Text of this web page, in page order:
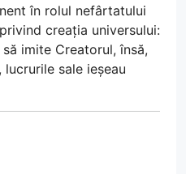
în rolul nefârtatului
creația universului:
imite Creatorul, însă,
sale ieșeau